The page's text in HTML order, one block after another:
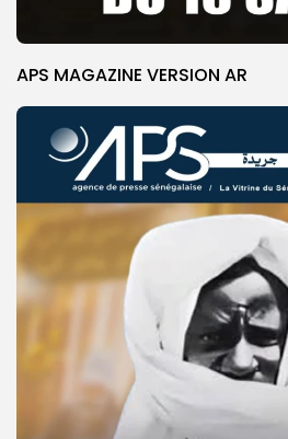
APS MAGAZINE VERSION AR